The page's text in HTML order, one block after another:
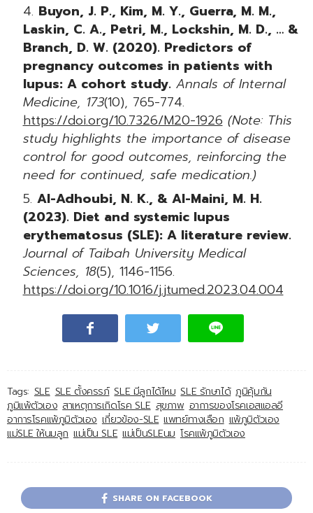
Buyon, J. P., Kim, M. Y., Guerra, M. M.,
Laskin, C. A., Petri, M., Lockshin, M. D., … &
Branch, D. W. (2020). Predictors of
pregnancy outcomes in patients with
lupus: A cohort study. Annals of Internal
Medicine, 173(10), 765-774.
https://doi.org/10.7326/M20-1926 (Note: This
study highlights the importance of disease
control for good outcomes, reinforcing the
need for continued, safe medication.)
Al-Adhoubi, N. K., & Al-Maini, M. H.
(2023). Diet and systemic lupus
erythematosus (SLE): A literature review.
Journal of Taibah University Medical
Sciences, 18(5), 1146-1156.
https://doi.org/10.1016/j.jtumed.2023.04.004
Tags: SLE SLE ตั้งครรภ์ SLE มีลูกได้ไหม SLE รักษาได้ ภูมิคุ้มกัน
ภูมิแพ้ตัวเอง สาเหตุการเกิดโรค SLE สุขภาพ อาการของโรคเอสแอลอี
อาการโรคแพ้ภูมิตัวเอง เกี่ยวข้อง-SLE แพทย์ทางเลือก แพ้ภูมิตัวเอง
แม่SLE ให้นมลูก แม่เป็น SLE แม่เป็นSLEนม โรคแพ้ภูมิตัวเอง
SHARE ON FACEBOOK